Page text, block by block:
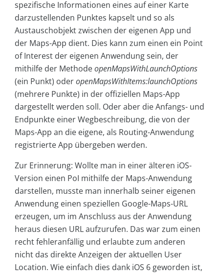
spezifische Informationen eines auf einer Karte
darzustellenden Punktes kapselt und so als
Austauschobjekt zwischen der eigenen App und
der Maps-App dient. Dies kann zum einen ein Point
of Interest der eigenen Anwendung sein, der
mithilfe der MethodeopenMapsWithLaunchOptions
(ein Punkt) oderopenMapsWithItems:launchOptions
(mehrere Punkte) in der offiziellen Maps-App
dargestellt werden soll. Oder aber die Anfangs- und
Endpunkte einer Wegbeschreibung, die von der
Maps-App an die eigene, als Routing-Anwendung
registrierte App übergeben werden.
Zur Erinnerung: Wollte man in einer älteren iOS-
Version einen PoI mithilfe der Maps-Anwendung
darstellen, musste man innerhalb seiner eigenen
Anwendung einen speziellen Google-Maps-URL
erzeugen, um im Anschluss aus der Anwendung
heraus diesen URL aufzurufen. Das war zum einen
recht fehleranfällig und erlaubte zum anderen
nicht das direkte Anzeigen der aktuellen User
Location. Wie einfach dies dank iOS 6 geworden ist,